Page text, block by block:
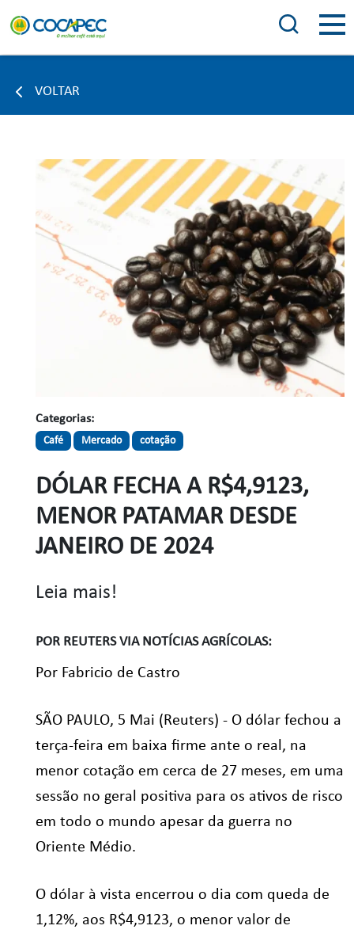
VOLTAR
Categorias:
Café Mercado cotação
DÓLAR FECHA A R$4,9123,
MENOR PATAMAR DESDE
JANEIRO DE 2024
Leia mais!
POR REUTERS VIA NOTÍCIAS AGRÍCOLAS:
Por Fabricio de Castro
SÃO PAULO, 5 Mai (Reuters) - O dólar fechou a
terça-feira em baixa firme ante o real, na
menor cotação em cerca de 27 meses, em uma
sessão no geral positiva para os ativos de risco
em todo o mundo apesar da guerra no
Oriente Médio.
O dólar à vista encerrou o dia com queda de
1,12%, aos R$4,9123, o menor valor de